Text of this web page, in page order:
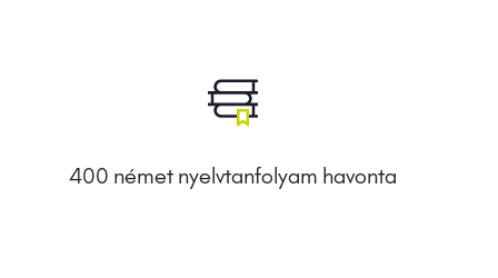
400 német nyelvtanfolyam havonta